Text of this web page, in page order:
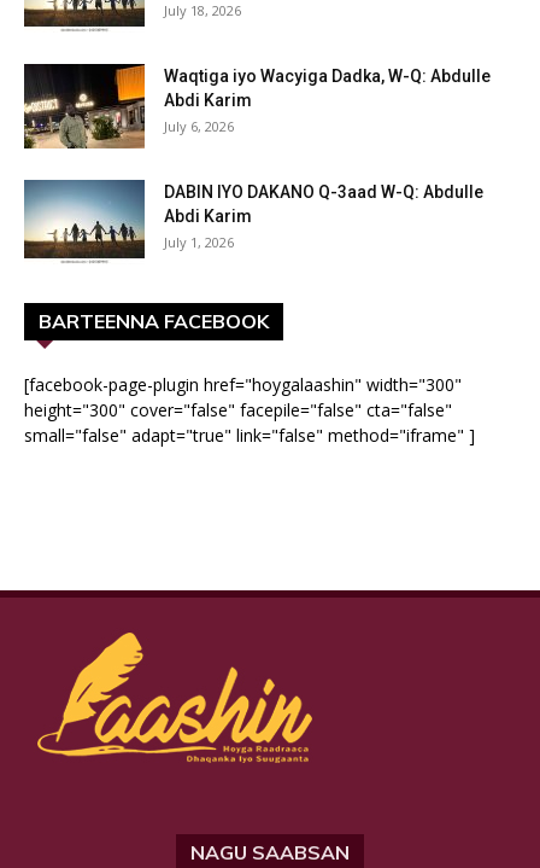
July 18, 2026
Waqtiga iyo Wacyiga Dadka, W-Q: Abdulle
Abdi Karim
July 6, 2026
DABIN IYO DAKANO Q-3aad W-Q: Abdulle
Abdi Karim
July 1, 2026
BARTEENNA FACEBOOK
[facebook-page-plugin href="hoygalaashin" width="300"
height="300" cover="false" facepile="false" cta="false"
small="false" adapt="true" link="false" method="iframe" ]
NAGU SAABSAN